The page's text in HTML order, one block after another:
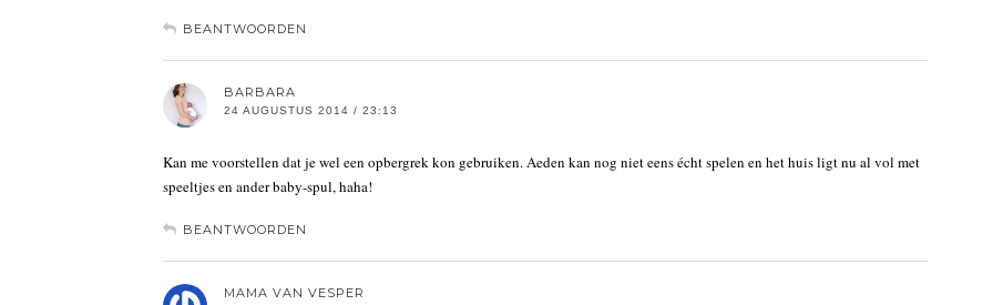
BEANTWOORDEN
BARBARA
24 AUGUSTUS 2014 / 23:13
Kan me voorstellen dat je wel een opbergrek kon gebruiken. Aeden kan nog niet eens écht spelen en het huis ligt nu al vol met
speeltjes en ander baby-spul, haha!
BEANTWOORDEN
MAMA VAN VESPER